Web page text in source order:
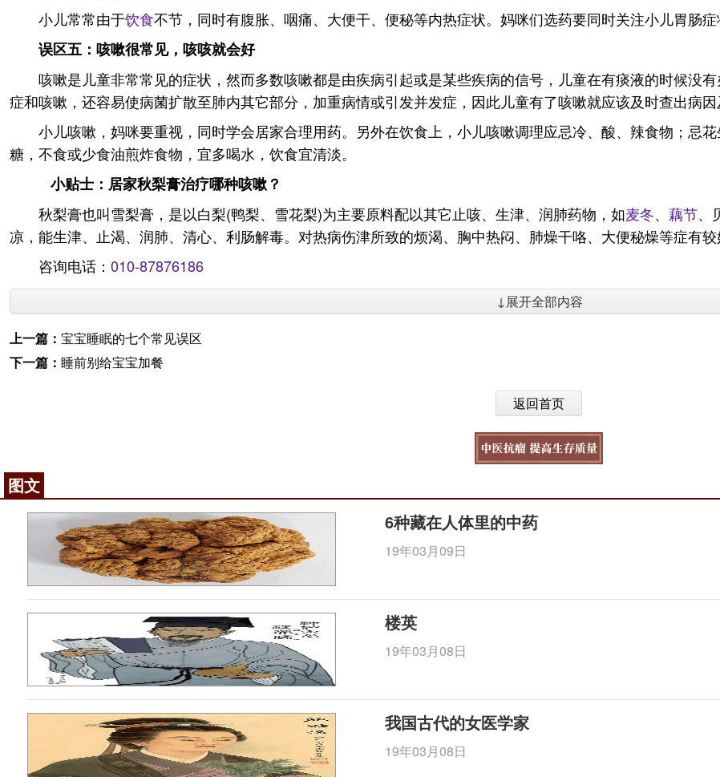
小儿常常由于饮食不节，同时有腹胀、咽痛、大便干、便秘等内热症状。妈咪们选药要同时关注小儿胃肠症
误区五：咳嗽很常见，咳咳就会好
咳嗽是儿童非常常见的症状，然而多数咳嗽都是由疾病引起或是某些疾病的信号，儿童在有痰液的时候没
症和咳嗽，还容易使病菌扩散至肺内其它部分，加重病情或引发并发症，因此儿童有了咳嗽就应该及时查出病因
小儿咳嗽，妈咪要重视，同时学会居家合理用药。另外在饮食上，小儿咳嗽调理应忌冷、酸、辣食物；忌
糖，不食或少食油煎炸食物，宜多喝水，饮食宜清淡。
小贴士：居家秋梨膏治疗哪种咳嗽？
秋梨膏也叫雪梨膏，是以白梨(鸭梨、雪花梨)为主要原料配以其它止咳、生津、润肺药物，如麦冬、 藕节、
凉，能生津、止渴、润肺、清心、利肠解毒。对热病伤津所致的烦渴、胸中热闷、肺燥干咯、大便秘燥等症有较
咨询电话： 010-87876186
↓展开全部内容
上一篇： 宝宝睡眠的七个常见误区
下一篇： 睡前别给宝宝加餐
返回首页
图文
6种藏在人体里的中药
19年03月09日
楼英
19年03月08日
我国古代的女医学家
19年03月08日